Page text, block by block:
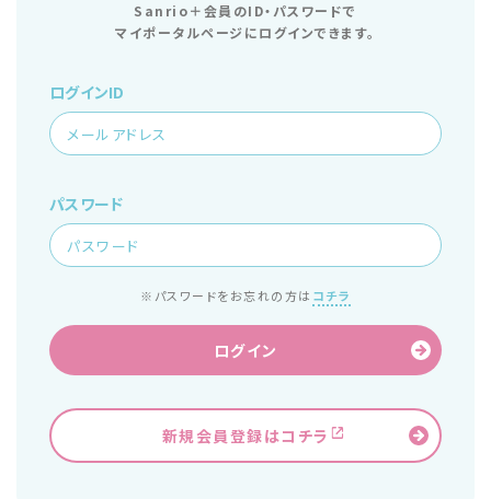
Sanrio＋会員のID・パスワードで
マイポータルページにログインできます。
ログインID
パスワード
※パスワードをお忘れの方は コチラ
ログイン
新規会員登録はコチラ